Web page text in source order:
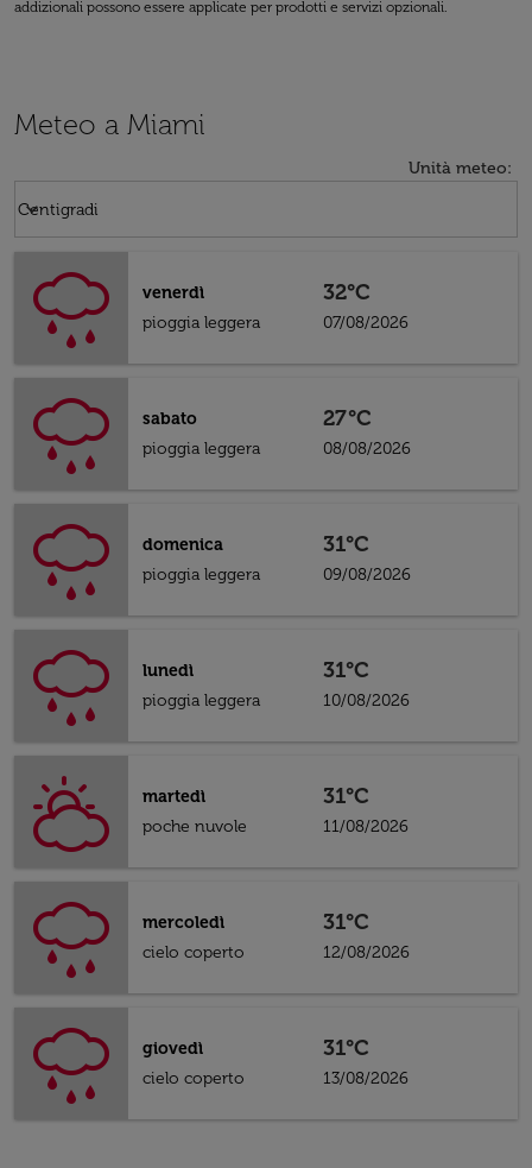
addizionali possono essere applicate per prodotti e servizi opzionali.
Meteo a Miami
Unità meteo:
Centigradi
keyboard_arrow_down
venerdì
pioggia leggera
32°C
07/08/2026
sabato
pioggia leggera
27°C
08/08/2026
domenica
pioggia leggera
31°C
09/08/2026
lunedì
pioggia leggera
31°C
10/08/2026
martedì
poche nuvole
31°C
11/08/2026
mercoledì
cielo coperto
31°C
12/08/2026
giovedì
cielo coperto
31°C
13/08/2026